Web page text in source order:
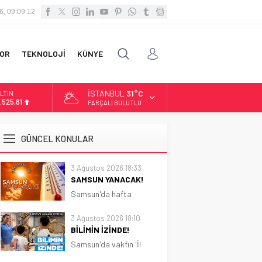
09:09:14
TEKNOLOJİ KÜNYE
47,5932
EURO
55,0919
İSTANBUL 31°C
PARÇALI BULUTLU
GÜNCEL KONULAR
3 Ağustos 2026 18:33
SAMSUN YANACAK!
Samsun'da hafta
hava etkili olacak.
Sıcaklık 31 dereceye
kadar çıkacak
3 Ağustos 2026 18:10
BİLİMİN İZİNDE!
Samsun'da vakfın 'İl